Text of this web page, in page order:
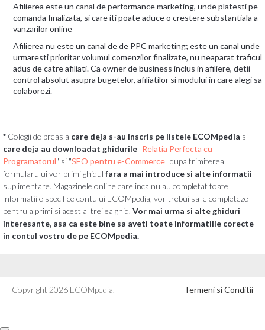
Afilierea este un canal de performance marketing, unde platesti pe
comanda finalizata, si care iti poate aduce o crestere substantiala a
vanzarilor online
Afilierea nu este un canal de de PPC marketing; este un canal unde
urmaresti prioritar volumul comenzilor finalizate, nu neaparat traficul
adus de catre afiliati. Ca owner de business inclus in afiliere, detii
control absolut asupra bugetelor, afiliatilor si modului in care alegi sa
colaborezi.
* Colegii de breasla care deja s-au inscris pe listele ECOMpedia si
care deja au downloadat ghidurile "Relatia Perfecta cu
Programatorul" si "SEO pentru e-Commerce" dupa trimiterea
formularului vor primi ghidul fara a mai introduce si alte informatii
suplimentare. Magazinele online care inca nu au completat toate
informatiile specifice contului ECOMpedia, vor trebui sa le completeze
pentru a primi si acest al treilea ghid. Vor mai urma si alte ghiduri
interesante, asa ca este bine sa aveti toate informatiile corecte
in contul vostru de pe ECOMpedia.
Copyright 2026 ECOMpedia. Termeni si Conditii